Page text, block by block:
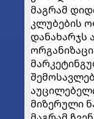
მაგრამ
კლუბების
დანახარჯს
მიზერული